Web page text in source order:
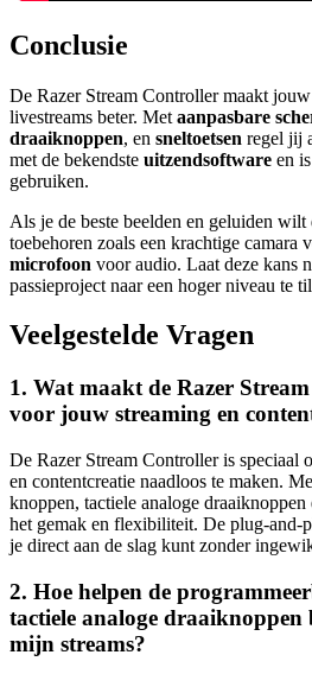
Conclusie
De Razer Stream Controller maakt
livestreams beter. Met aanpasbare
draaiknoppen, en sneltoetsen regel jij
met de bekendste uitzendsoftware en
gebruiken.
Als je de beste beelden en geluiden wilt
toebehoren zoals een krachtige camara
microfoon voor audio. Laat deze kans
passieproject naar een hoger niveau te
Veelgestelde Vragen
1. Wat maakt de Razer
voor jouw streaming en
De Razer Stream Controller is speciaal
en contentcreatie naadloos te maken.
knoppen, tactiele analoge
het gemak en flexibiliteit. De plug-and-
je direct aan de slag kunt zonder
2. Hoe helpen de
tactiele analoge draaiknoppen
mijn streams?